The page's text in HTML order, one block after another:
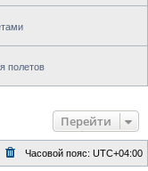
полетов
Перейти
Часовой пояс: UTC+04:00